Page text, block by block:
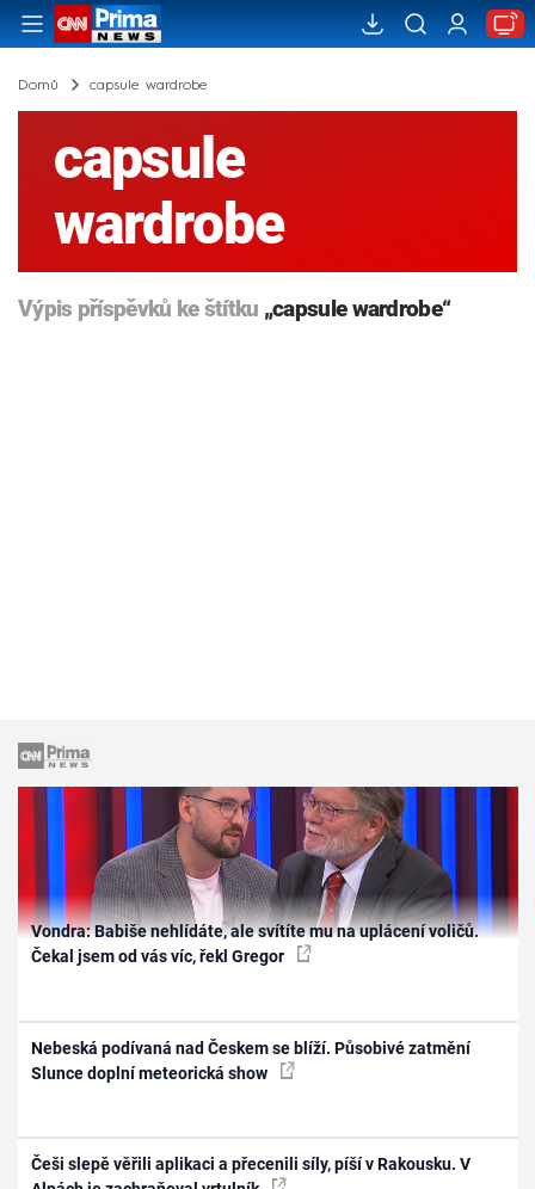
Domů capsule wardrobe
capsule
wardrobe
Výpis příspěvků ke štítku „capsule wardrobe“
Vondra: Babiše nehlídáte, ale svítíte mu na uplácení voličů.
Čekal jsem od vás víc, řekl Gregor
Nebeská podívaná nad Českem se blíží. Působivé zatmění
Slunce doplní meteorická show
Češi slepě věřili aplikaci a přecenili síly, píší v Rakousku. V